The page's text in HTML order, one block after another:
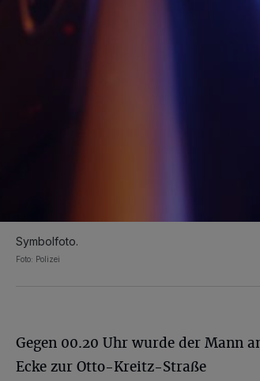
Symbolfoto.
Foto: Polizei
Gegen 00.20 Uhr wurde der Mann
Ecke zur Otto-Kreitz-Straße